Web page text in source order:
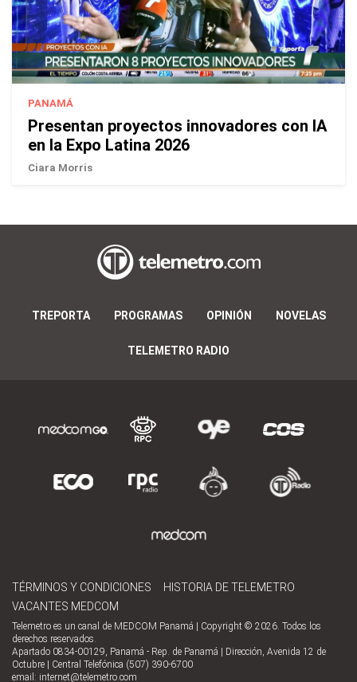
PANAMÁ
Presentan proyectos innovadores con IA
en la Expo Latina 2026
Ciara Morris
TREPORTA PROGRAMAS OPINIÓN NOVELAS
TELEMETRO RADIO
TÉRMINOS Y CONDICIONES
HISTORIA DE TELEMETRO
VACANTES MEDCOM
Telemetro es un canal de MEDCOM Panamá | Copyright © 2026. Todos los
derechos reservados.
Apartado 0834-00129, Panamá - Rep. de Panamá | Dirección, Avenida 12 de
Octubre | Central Telefónica (507) 390-6700
email: internet@telemetro.com